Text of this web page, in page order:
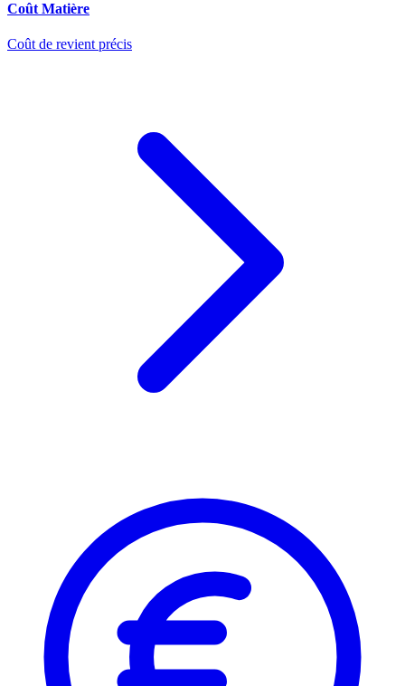
Coût Matière
Coût de revient précis